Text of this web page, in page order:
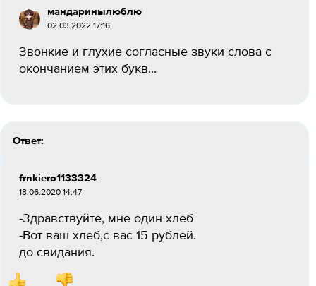
мандаринылюблю
02.03.2022 17:16
Звонкие и глухие согласные звуки слова с
окончанием этих букв...
Ответ:
frnkiero1133324
18.06.2020 14:47
-Здравствуйте, мне один хлеб
-Вот ваш хлеб,с вас 15 рублей.
до свидания.